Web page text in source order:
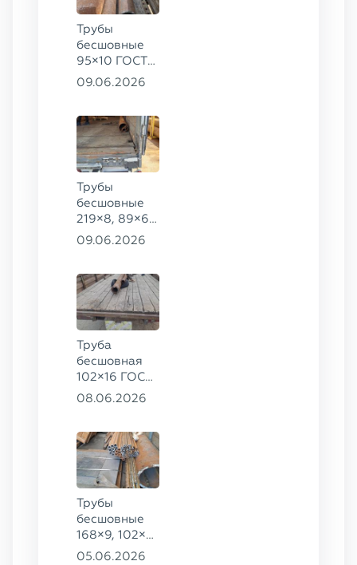
Трубы
бесшовные
95×10 ГОСТ
8732-78, ст.
09.06.2026
Трубы
бесшовные
219×8, 89×6,
38×4 ГОСТ
14-3Р-55-
2001 сталь
12Х1МФ
09.06.2026
Труба
бесшовная
102×16 ГОСТ
8732-78, ст.
08.06.2026
Трубы
бесшовные
168×9, 102×4,
102×16,
05.06.2026